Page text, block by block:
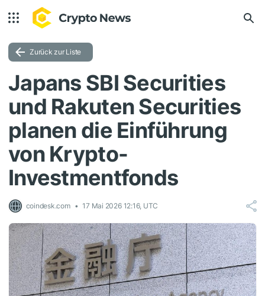
Zurück zur Liste
Japans SBI Securities
und Rakuten Securities
planen die Einführung
von Krypto-
Investmentfonds
coindesk.com 17 Mai 2026 12:16, UTC